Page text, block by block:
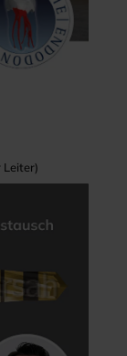
Leiter)